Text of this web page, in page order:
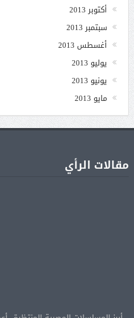
أكتوبر 2013
سبتمبر 2013
أغسطس 2013
يوليو 2013
يونيو 2013
مايو 2013
مقالات الرأي
للعرض قبل موسم رمضان